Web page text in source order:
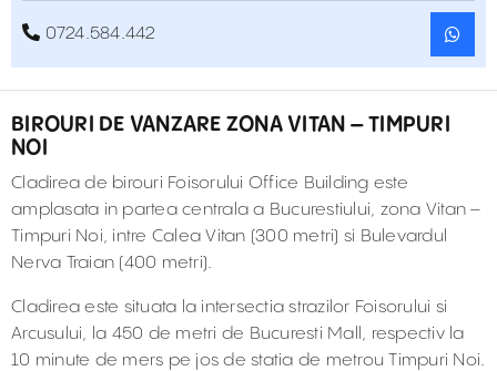
0724.584.442
BIROURI DE VANZARE ZONA VITAN – TIMPURI
NOI
Cladirea de birouri Foisorului Office Building este
amplasata in partea centrala a Bucurestiului, zona Vitan –
Timpuri Noi, intre Calea Vitan (300 metri) si Bulevardul
Nerva Traian (400 metri).
Cladirea este situata la intersectia strazilor Foisorului si
Arcusului, la 450 de metri de Bucuresti Mall, respectiv la
10 minute de mers pe jos de statia de metrou Timpuri Noi.